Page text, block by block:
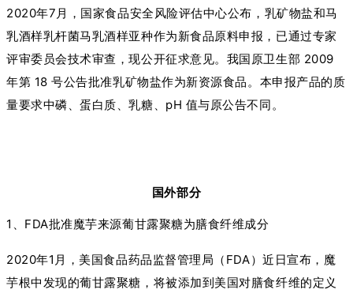
2020年7月，国家食品安全风险评估中心公布，乳矿物盐和马
乳酒样乳杆菌马乳酒样亚种作为新食品原料申报，已通过专家
评审委员会技术审查，现公开征求意见。我国原卫生部 2009
年第 18 号公告批准乳矿物盐作为新资源食品。本申报产品的质
量要求中磷、蛋白质、乳糖、pH 值与原公告不同。
国外部分
1、FDA批准魔芋来源葡甘露聚糖为膳食纤维成分
2020年1月，美国食品药品监督管理局（FDA）近日宣布，魔
芋根中发现的葡甘露聚糖，将被添加到美国对膳食纤维的定义